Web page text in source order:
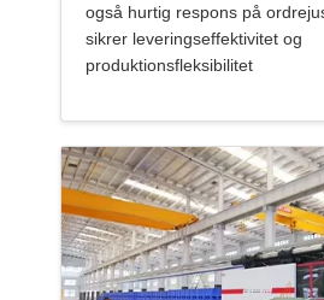
også hurtig respons på
sikrer leveringseffektivitet og
produktionsfleksibilitet